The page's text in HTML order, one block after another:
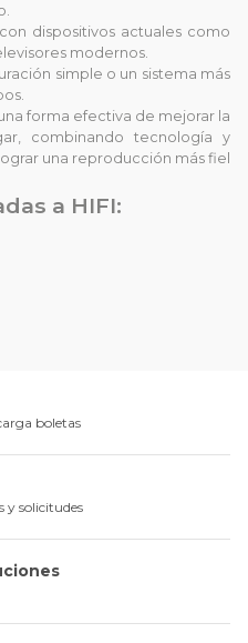
dispositivos actuales como
modernos.
simple o un sistema más
forma efectiva de mejorar la
combinando tecnología y
una reproducción más fiel
a HIFI:
boletas
y solicitudes